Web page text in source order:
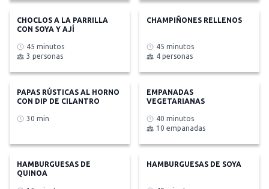
CHOCLOS A LA PARRILLA
CON SOYA Y AJÍ
45 minutos
3 personas
CHAMPIÑONES RELLENOS
45 minutos
4 personas
PAPAS RÚSTICAS AL HORNO
CON DIP DE CILANTRO
30 min
EMPANADAS
VEGETARIANAS
40 minutos
10 empanadas
HAMBURGUESAS DE
QUINOA
HAMBURGUESAS DE SOYA